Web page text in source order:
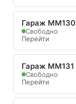
Гараж ММ130
Свободно
Перейти
Гараж ММ131
Свободно
Перейти